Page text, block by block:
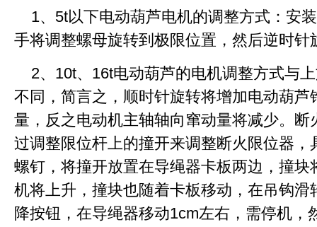
1、5t以下电动葫芦电机的调整方式：安
手将调整螺母旋转到极限位置，然后逆时
2、10t、16t电动葫芦的电机调整方式与
不同，简言之，顺时针旋转将增加电动葫
量，反之电动机主轴轴向窜动量将减少。
过调整限位杆上的撞开来调整断火限位器
螺钉，将撞开放置在导绳器卡板两边，撞
机将上升，撞块也随着卡板移动，在吊钩
降按钮，在导绳器移动1cm左右，需停机，